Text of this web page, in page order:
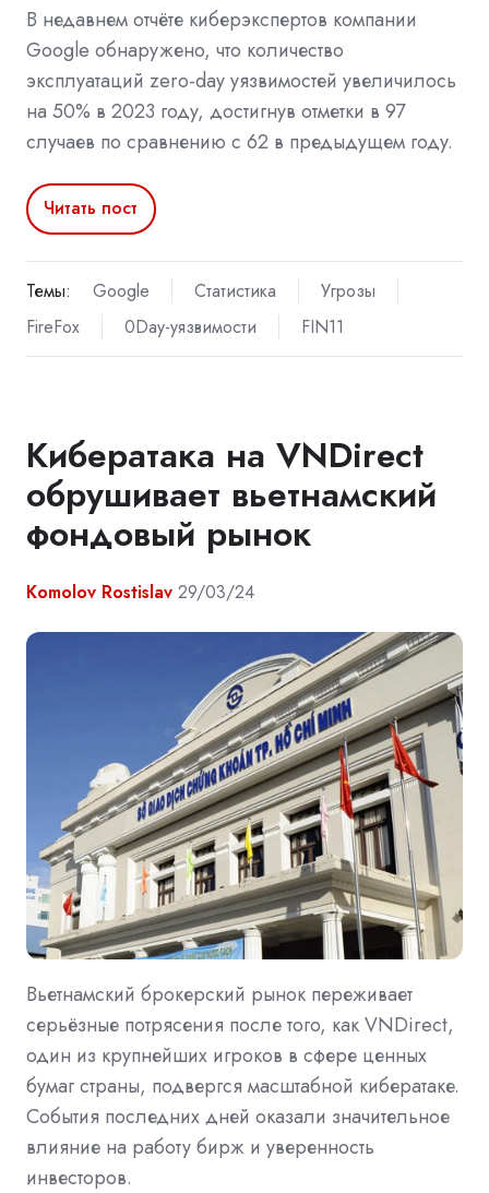
В недавнем отчёте киберэкспертов компании
Google обнаружено, что количество
эксплуатаций zero-day уязвимостей увеличилось
на 50% в 2023 году, достигнув отметки в 97
случаев по сравнению с 62 в предыдущем году.
Читать пост
Темы: Google Статистика
Угрозы
FireFox
0Day-уязвимости FIN11
Кибератака на VNDirect
обрушивает вьетнамский
фондовый рынок
Komolov Rostislav 29/03/24
Вьетнамский брокерский рынок переживает
серьёзные потрясения после того, как VNDirect,
один из крупнейших игроков в сфере ценных
бумаг страны, подвергся масштабной кибератаке.
События последних дней оказали значительное
влияние на работу бирж и уверенность
инвесторов.